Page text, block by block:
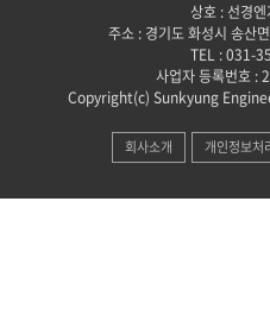
상호 : 선경
주소 : 경기도 화성시 송산
TEL : 031-
사업자 등록번호 :
Copyright(c) Sunkyung
회사소개 개인정보처